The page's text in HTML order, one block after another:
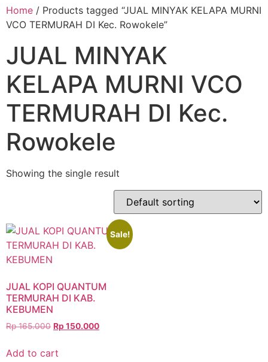
Home / Products tagged “JUAL MINYAK KELAPA MURNI
VCO TERMURAH DI Kec. Rowokele”
JUAL MINYAK
KELAPA MURNI VCO
TERMURAH DI Kec.
Rowokele
Showing the single result
Sale!
JUAL KOPI QUANTUM
TERMURAH DI KAB.
KEBUMEN
Rp165.000 Rp 150.000
Add to cart